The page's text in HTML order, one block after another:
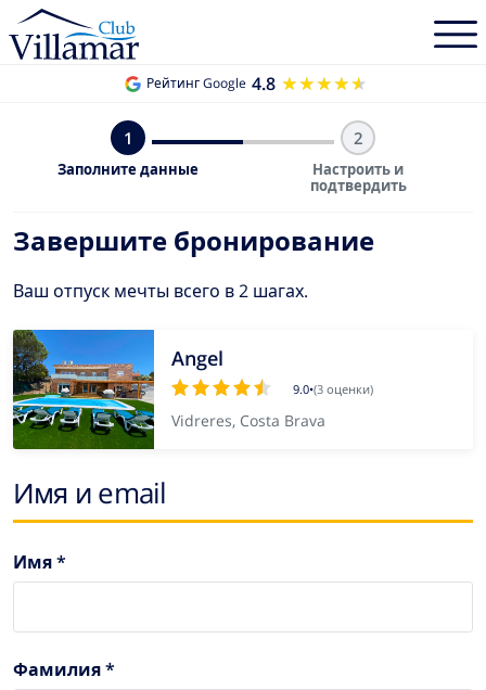
Рейтинг Google 4.8 ★★★★★
★★★★★
1
Заполните данные
2
Настроить и
подтвердить
Завершите бронирование
Ваш отпуск мечты всего в 2 шагах.
Angel
9.0•(3 оценки)
Vidreres, Costa Brava
Имя и email
Имя *
Фамилия *